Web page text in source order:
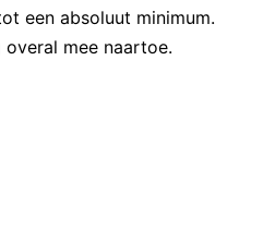
een absoluut minimum.
mee naartoe.